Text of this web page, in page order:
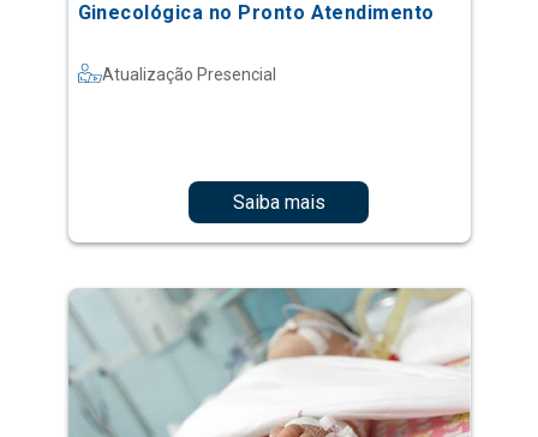
Ginecológica no Pronto Atendimento
Atualização Presencial
Saiba mais